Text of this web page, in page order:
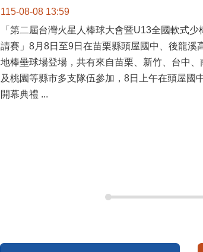
115-08-08 13:59
「第二屆台灣火星人棒球大會暨U13全國軟式少
請賽」8月8日至9日在苗栗縣頭屋國中、後龍溪
地棒壘球場登場，共有來自苗栗、新竹、台中、
及桃園等縣市多支隊伍參加，8日上午在頭屋國
開幕典禮 ...